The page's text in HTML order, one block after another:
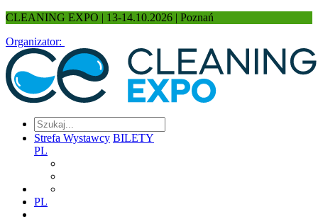
CLEANING EXPO | 13-14.10.2026 | Poznań
Organizator:
Strefa Wystawcy BILETY
PL
PL